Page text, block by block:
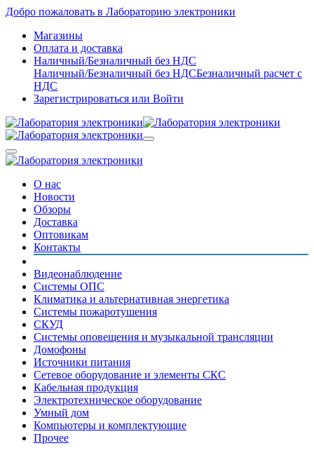
Добро пожаловать в Лабораторию электроники
Магазины
Оплата и доставка
Наличный/Безналичный без НДС
Наличный/Безналичный без НДСБезналичный расчет с
НДС
Зарегистрироваться или Войти
О нас
Новости
Обзоры
Доставка
Оптовикам
Контакты
Видеонаблюдение
Системы ОПС
Климатика и альтернативная энергетика
Системы пожаротушения
СКУД
Системы оповещения и музыкальной трансляции
Домофоны
Источники питания
Сетевое оборудование и элементы СКС
Кабельная продукция
Электротехническое оборудование
Умный дом
Компьютеры и комплектующие
Прочее